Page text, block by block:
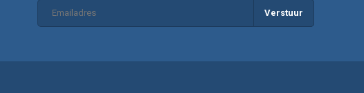
Verstuur